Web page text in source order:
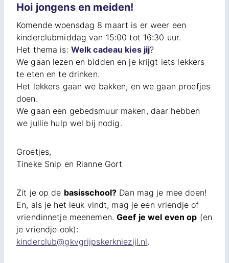
Hoi jongens en meiden!
Komende woensdag 8 maart is er weer een
kinderclubmiddag van 15:00 tot 16:30 uur.
Het thema is: Welk cadeau kies jij?
We gaan lezen en bidden en je krijgt iets lekkers
te eten en te drinken.
Het lekkers gaan we bakken, en we gaan proefjes
doen.
We gaan een gebedsmuur maken, daar hebben
we jullie hulp wel bij nodig.
Groetjes,
Tineke Snip en Rianne Gort
Zit je op de basisschool? Dan mag je mee doen!
En, als je het leuk vindt, mag je een vriendje of
vriendinnetje meenemen.Geef je wel even op (en
je vriendje ook):
kinderclub@gkvgrijpskerkniezijl.nl.